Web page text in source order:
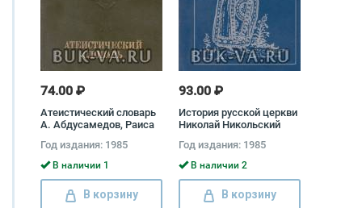
74.00 ₽
Атеистический словарь
А. Абдусамедов, Раиса
Год издания: 1985
В наличии 1
В корзину
93.00 ₽
История русской церкви
Николай Никольский
Год издания: 1985
В наличии 2
В корзину